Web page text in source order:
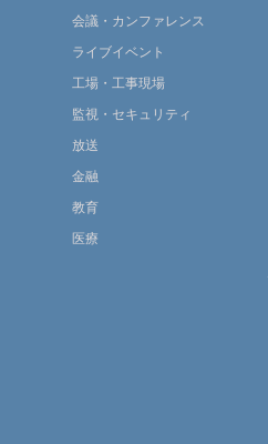
会議・カンファレンス
ライブイベント
工場・工事現場
監視・セキュリティ
放送
金融
教育
医療